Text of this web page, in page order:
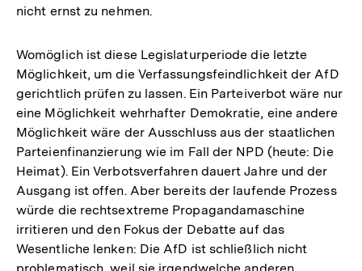
nicht ernst zu nehmen.
Womöglich ist diese Legislaturperiode die letzte
Möglichkeit, um die Verfassungsfeindlichkeit der AfD
gerichtlich prüfen zu lassen. Ein Parteiverbot wäre nur
eine Möglichkeit wehrhafter Demokratie, eine andere
Möglichkeit wäre der Ausschluss aus der staatlichen
Parteienfinanzierung wie im Fall der NPD (heute: Die
Heimat). Ein Verbotsverfahren dauert Jahre und der
Ausgang ist offen. Aber bereits der laufende Prozess
würde die rechtsextreme Propagandamaschine
irritieren und den Fokus der Debatte auf das
Wesentliche lenken: Die AfD ist schließlich nicht
problematisch, weil sie irgendwelche anderen